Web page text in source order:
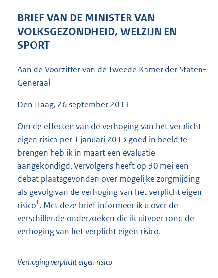
e
:
b
BRIEF VAN DE MINISTER VAN
VOLKSGEZONDHEID, WELZIJN EN
SPORT
Aan de Voorzitter van de Tweede Kamer der Staten-
Generaal
Den Haag, 26 september 2013
Om de effecten van de verhoging van het verplicht
eigen risico per 1 januari 2013 goed in beeld te
brengen heb ik in maart een evaluatie
aangekondigd. Vervolgens heeft op 30 mei een
debat plaatsgevonden over mogelijke zorgmijding
als gevolg van de verhoging van het verplicht eigen
risico1. Met deze brief informeer ik u over de
verschillende onderzoeken die ik uitvoer rond de
verhoging van het verplicht eigen risico.
Verhoging verplicht eigen risico